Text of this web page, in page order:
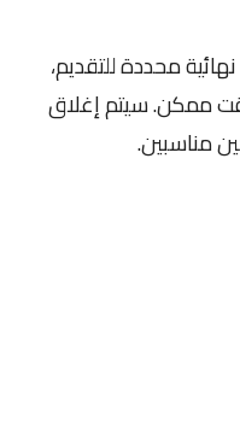
محددة للتقديم،
ممكن. سيتم إغلاق
مناسبين.